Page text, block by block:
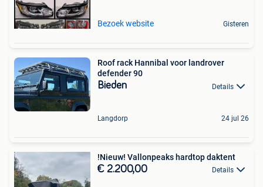
Bezoek website Gisteren
Roof rack Hannibal voor landrover
defender 90
Bieden Details
Langdorp 24 jul 26
!Nieuw! Vallonpeaks hardtop daktent
€ 2.200,00 Details